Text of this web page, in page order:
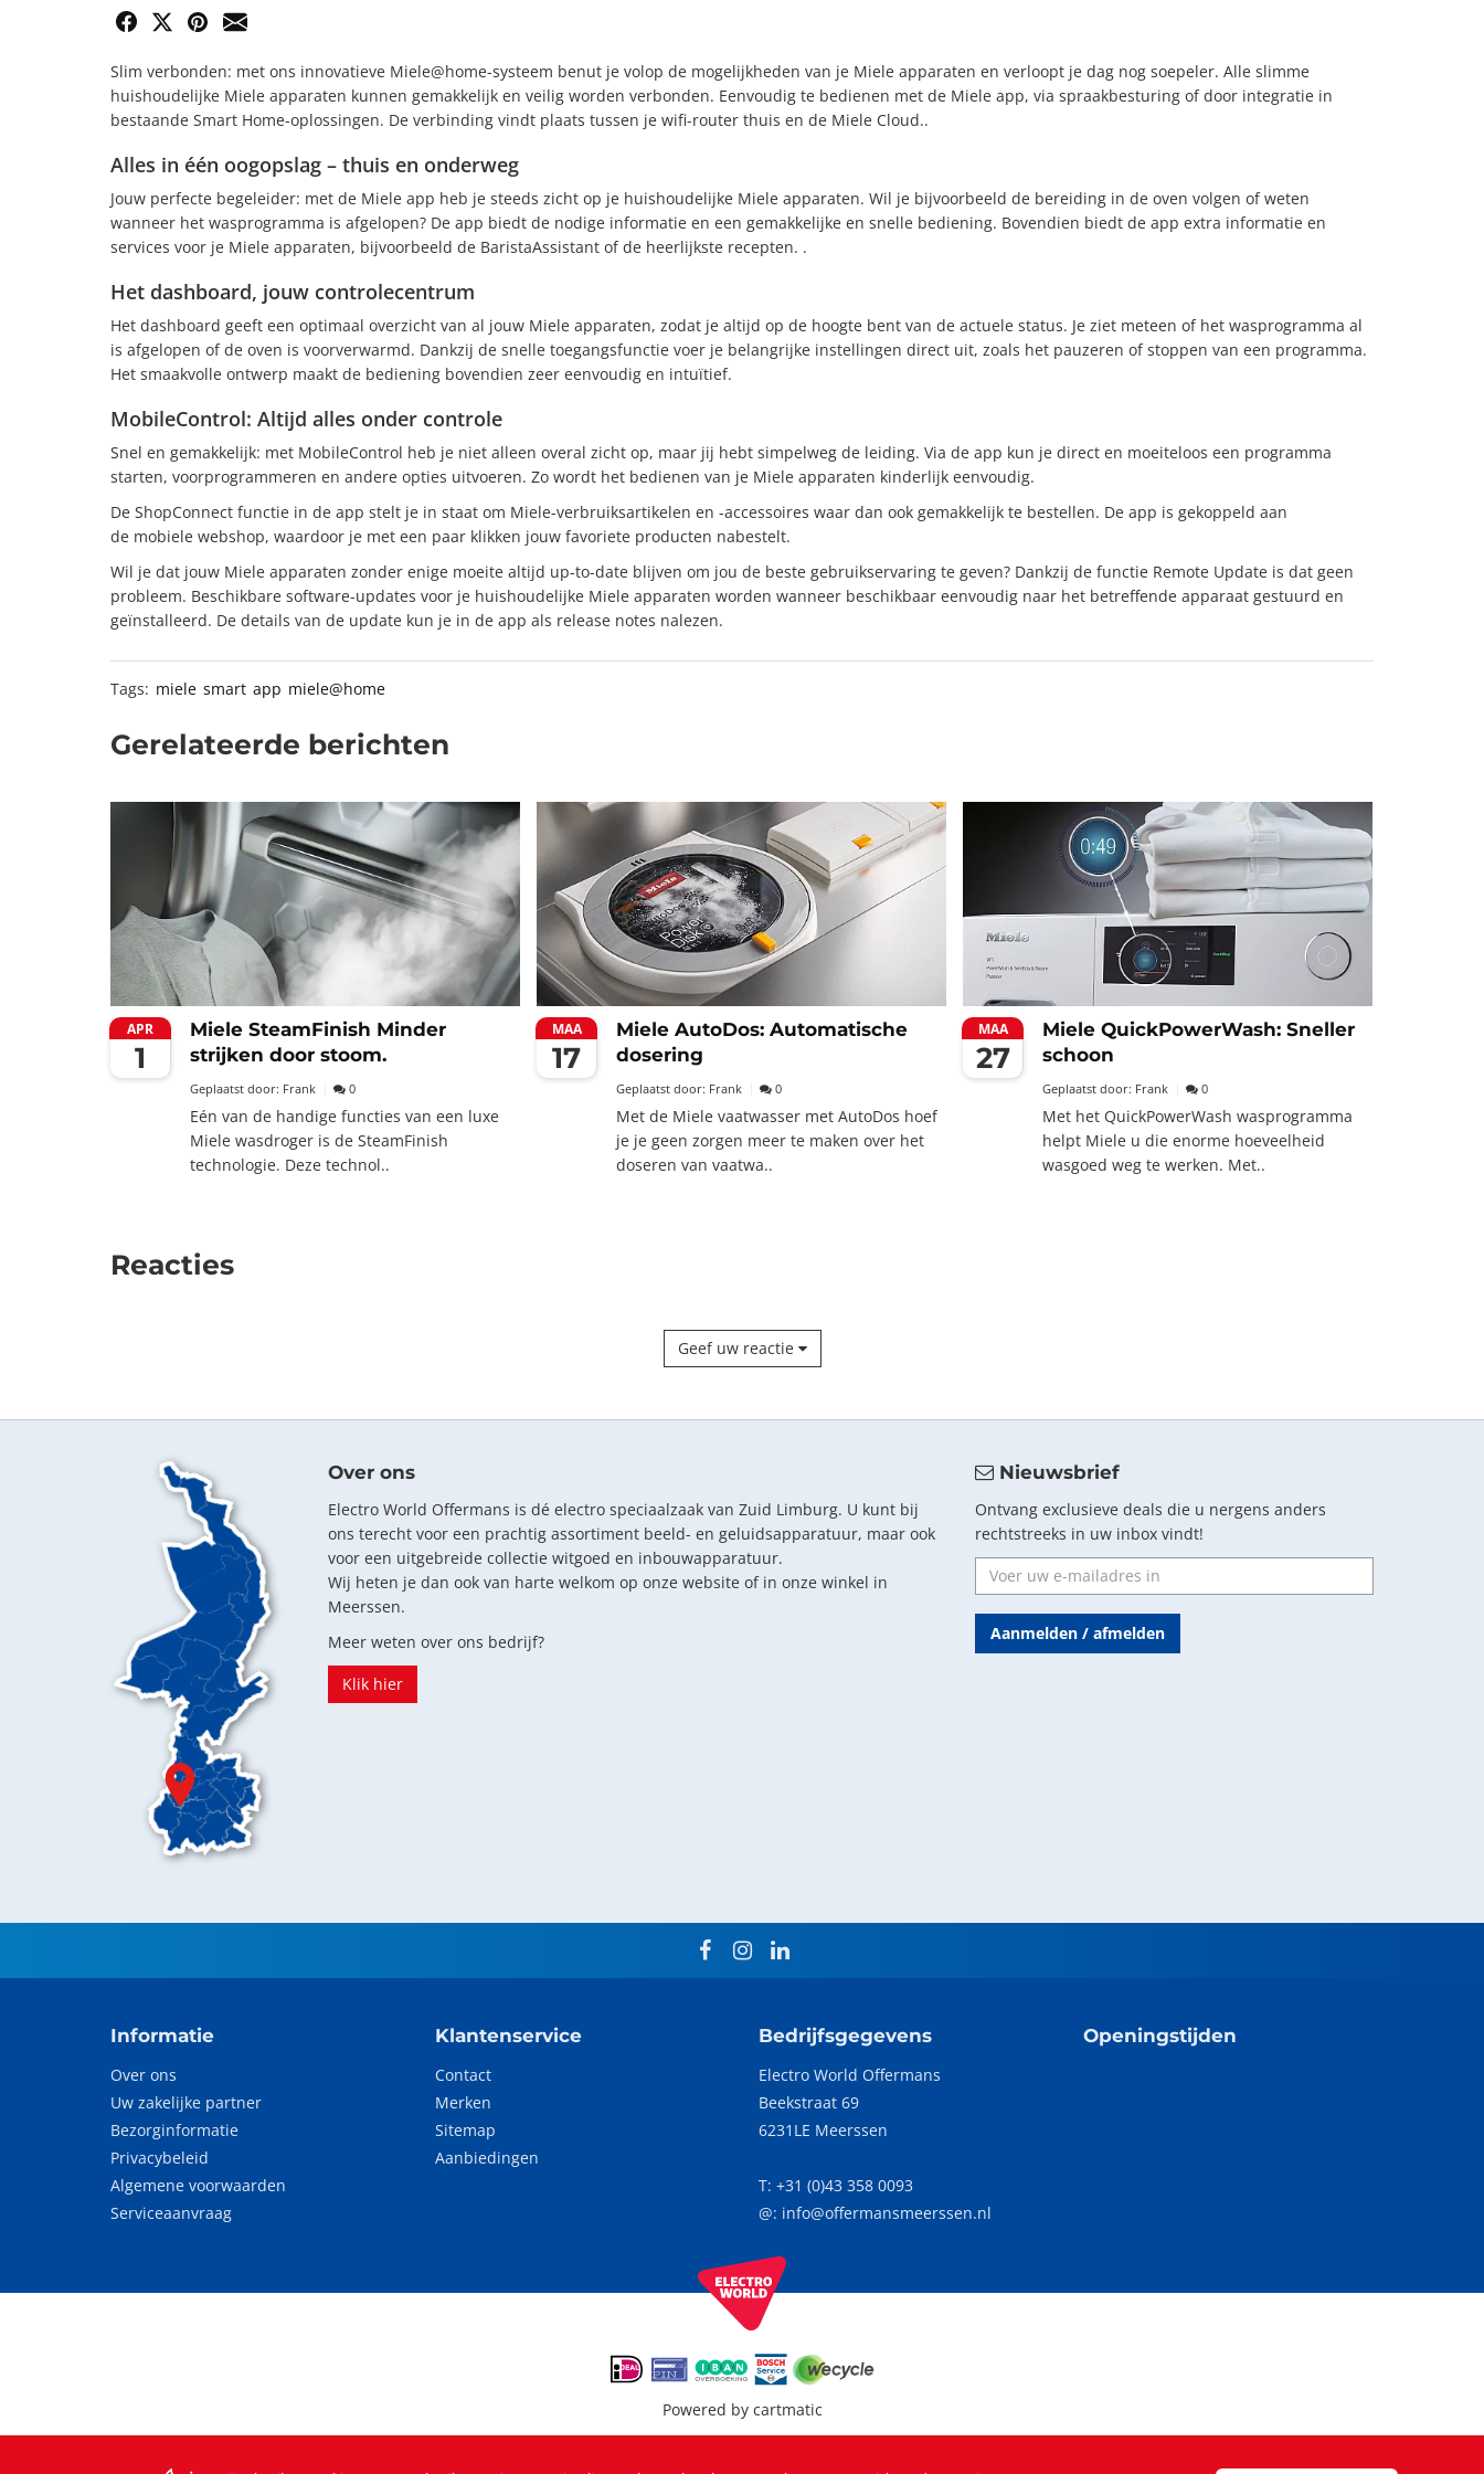
FacebookX-Twitter
PinterestEmail
Slim verbonden: met ons innovatieve Miele@home-systeem benut je volop de mogelijkheden van je Miele apparaten en verloopt je dag nog soepeler. Alle slimme
huishoudelijke Miele apparaten kunnen gemakkelijk en veilig worden verbonden. Eenvoudig te bedienen met de Miele app, via spraakbesturing of door integratie in
bestaande Smart Home-oplossingen. De verbinding vindt plaats tussen je wifi-router thuis en de Miele Cloud..
Alles in één oogopslag – thuis en onderweg
Jouw perfecte begeleider: met de Miele app heb je steeds zicht op je huishoudelijke Miele apparaten. Wil je bijvoorbeeld de bereiding in de oven volgen of weten
wanneer het wasprogramma is afgelopen? De app biedt de nodige informatie en een gemakkelijke en snelle bediening. Bovendien biedt de app extra informatie en
services voor je Miele apparaten, bijvoorbeeld de BaristaAssistant of de heerlijkste recepten. .
Het dashboard, jouw controlecentrum
Het dashboard geeft een optimaal overzicht van al jouw Miele apparaten, zodat je altijd op de hoogte bent van de actuele status. Je ziet meteen of het wasprogramma al
is afgelopen of de oven is voorverwarmd. Dankzij de snelle toegangsfunctie voer je belangrijke instellingen direct uit, zoals het pauzeren of stoppen van een programma.
Het smaakvolle ontwerp maakt de bediening bovendien zeer eenvoudig en intuïtief.
MobileControl: Altijd alles onder controle
Snel en gemakkelijk: met MobileControl heb je niet alleen overal zicht op, maar jij hebt simpelweg de leiding. Via de app kun je direct en moeiteloos een programma
starten, voorprogrammeren en andere opties uitvoeren. Zo wordt het bedienen van je Miele apparaten kinderlijk eenvoudig.
De ShopConnect functie in de app stelt je in staat om Miele-verbruiksartikelen en -accessoires waar dan ook gemakkelijk te bestellen. De app is gekoppeld aan
de mobiele webshop, waardoor je met een paar klikken jouw favoriete producten nabestelt.
Wil je dat jouw Miele apparaten zonder enige moeite altijd up-to-date blijven om jou de beste gebruikservaring te geven? Dankzij de functie Remote Update is dat geen
probleem. Beschikbare software-updates voor je huishoudelijke Miele apparaten worden wanneer beschikbaar eenvoudig naar het betreffende apparaat gestuurd en
geïnstalleerd. De details van de update kun je in de app als release notes nalezen.
Tags: miele smart app miele@home
Gerelateerde berichten
APR
1
Miele SteamFinish Minder
strijken door stoom.
Geplaatst door: Frank 0
Eén van de handige functies van een luxe
Miele wasdroger is de SteamFinish
technologie. Deze technol..
MAA
17
Miele AutoDos: Automatische
dosering
Geplaatst door: Frank 0
Met de Miele vaatwasser met AutoDos hoef
je je geen zorgen meer te maken over het
doseren van vaatwa..
MAA
27
Miele QuickPowerWash: Sneller
schoon
Geplaatst door: Frank 0
Met het QuickPowerWash wasprogramma
helpt Miele u die enorme hoeveelheid
wasgoed weg te werken. Met..
Reacties
Geef uw reactie
Over ons
Electro World Offermans is dé electro speciaalzaak van Zuid Limburg. U kunt bij
ons terecht voor een prachtig assortiment beeld- en geluidsapparatuur, maar ook
voor een uitgebreide collectie witgoed en inbouwapparatuur.
Wij heten je dan ook van harte welkom op onze website of in onze winkel in
Meerssen.
Meer weten over ons bedrijf?
Klik hier
Nieuwsbrief
Ontvang exclusieve deals die u nergens anders
rechtstreeks in uw inbox vindt!
Aanmelden / afmelden
facebookinstagram
linkedin
Informatie
Over ons
Uw zakelijke partner
Bezorginformatie
Privacybeleid
Algemene voorwaarden
Serviceaanvraag
Klantenservice
Contact
Merken
Sitemap
Aanbiedingen
Bedrijfsgegevens
Electro World Offermans
Beekstraat 69
6231LE Meerssen
T: +31 (0)43 358 0093
@: info@offermansmeerssen.nl
Openingstijden
Powered by cartmatic